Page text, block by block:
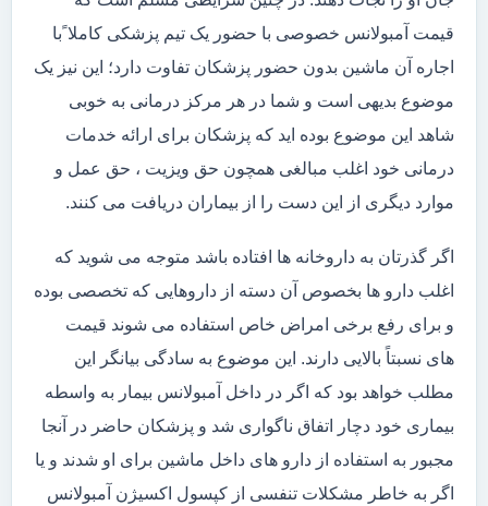
قیمت آمبولانس خصوصی با حضور یک تیم پزشکی کاملا ًبا
اجاره آن ماشین بدون حضور پزشکان تفاوت دارد؛ این نیز یک
موضوع بدیهی است و شما در هر مرکز درمانی به خوبی
شاهد این موضوع بوده اید که پزشکان برای ارائه خدمات
درمانی خود اغلب مبالغی همچون حق ویزیت ، حق عمل و
موارد دیگری از این دست را از بیماران دریافت می کنند.
اگر گذرتان به داروخانه ها افتاده باشد متوجه می شوید که
اغلب دارو ها بخصوص آن دسته از داروهایی که تخصصی بوده
و برای رفع برخی امراض خاص استفاده می شوند قیمت
های نسبتاً بالایی دارند. این موضوع به سادگی بیانگر این
مطلب خواهد بود که اگر در داخل آمبولانس بیمار به واسطه
بیماری خود دچار اتفاق ناگواری شد و پزشکان حاضر در آنجا
مجبور به استفاده از دارو های داخل ماشین برای او شدند و یا
اگر به خاطر مشکلات تنفسی از کپسول اکسیژن آمبولانس